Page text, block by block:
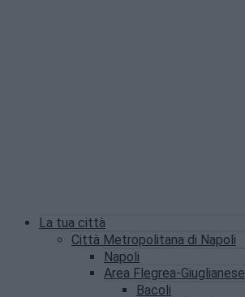
La tua città
Città Metropolitana di Napoli
Napoli
Area Flegrea-Giuglianese
Bacoli